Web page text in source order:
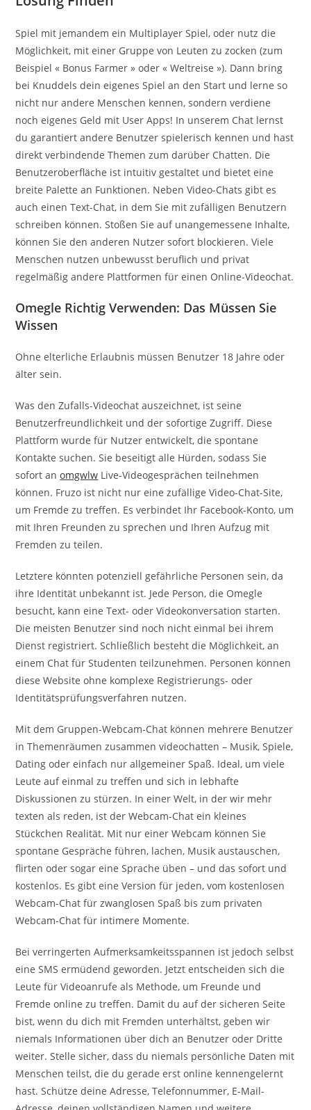
Spiel mit jemandem ein Multiplayer Spiel, oder nutz die
Möglichkeit, mit einer Gruppe von Leuten zu zocken (zum
Beispiel « Bonus Farmer » oder « Weltreise »). Dann bring
bei Knuddels dein eigenes Spiel an den Start und lerne so
nicht nur andere Menschen kennen, sondern verdiene
noch eigenes Geld mit User Apps! In unserem Chat lernst
du garantiert andere Benutzer spielerisch kennen und hast
direkt verbindende Themen zum darüber Chatten. Die
Benutzeroberfläche ist intuitiv gestaltet und bietet eine
breite Palette an Funktionen. Neben Video-Chats gibt es
auch einen Text-Chat, in dem Sie mit zufälligen Benutzern
schreiben können. Stoßen Sie auf unangemessene Inhalte,
können Sie den anderen Nutzer sofort blockieren. Viele
Menschen nutzen unbewusst beruflich und privat
regelmäßig andere Plattformen für einen Online-Videochat.
Omegle Richtig Verwenden: Das Müssen Sie
Wissen
Ohne elterliche Erlaubnis müssen Benutzer 18 Jahre oder
älter sein.
Was den Zufalls-Videochat auszeichnet, ist seine
Benutzerfreundlichkeit und der sofortige Zugriff. Diese
Plattform wurde für Nutzer entwickelt, die spontane
Kontakte suchen. Sie beseitigt alle Hürden, sodass Sie
sofort anomgwlw Live-Videogesprächen teilnehmen
können. Fruzo ist nicht nur eine zufällige Video-Chat-Site,
um Fremde zu treffen. Es verbindet Ihr Facebook-Konto, um
mit Ihren Freunden zu sprechen und Ihren Aufzug mit
Fremden zu teilen.
Letztere könnten potenziell gefährliche Personen sein, da
ihre Identität unbekannt ist. Jede Person, die Omegle
besucht, kann eine Text- oder Videokonversation starten.
Die meisten Benutzer sind noch nicht einmal bei ihrem
Dienst registriert. Schließlich besteht die Möglichkeit, an
einem Chat für Studenten teilzunehmen. Personen können
diese Website ohne komplexe Registrierungs- oder
Identitätsprüfungsverfahren nutzen.
Mit dem Gruppen-Webcam-Chat können mehrere Benutzer
in Themenräumen zusammen videochatten – Musik, Spiele,
Dating oder einfach nur allgemeiner Spaß. Ideal, um viele
Leute auf einmal zu treffen und sich in lebhafte
Diskussionen zu stürzen. In einer Welt, in der wir mehr
texten als reden, ist der Webcam-Chat ein kleines
Stückchen Realität. Mit nur einer Webcam können Sie
spontane Gespräche führen, lachen, Musik austauschen,
flirten oder sogar eine Sprache üben – und das sofort und
kostenlos. Es gibt eine Version für jeden, vom kostenlosen
Webcam-Chat für zwanglosen Spaß bis zum privaten
Webcam-Chat für intimere Momente.
Bei verringerten Aufmerksamkeitsspannen ist jedoch selbst
eine SMS ermüdend geworden. Jetzt entscheiden sich die
Leute für Videoanrufe als Methode, um Freunde und
Fremde online zu treffen. Damit du auf der sicheren Seite
bist, wenn du dich mit Fremden unterhältst, geben wir
niemals Informationen über dich an Benutzer oder Dritte
weiter. Stelle sicher, dass du niemals persönliche Daten mit
Menschen teilst, die du gerade erst online kennengelernt
hast. Schütze deine Adresse, Telefonnummer, E-Mail-